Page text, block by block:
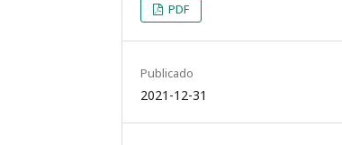
PDF
Publicado
2021-12-31